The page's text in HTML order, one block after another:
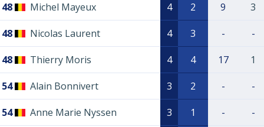
48 Michel Mayeux 4 2 9 3
48 Nicolas Laurent 4 3 - -
48 Thierry Moris 4 4 17 1
54 Alain Bonnivert 3 2 - -
54 Anne Marie Nyssen 3 1 - -